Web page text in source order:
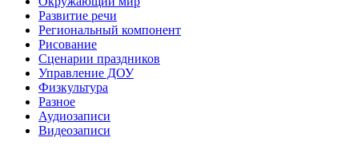
Развитие речи
Региональный компонент
Рисование
Сценарии праздников
Управление ДОУ
Физкультура
Разное
Аудиозаписи
Видеозаписи